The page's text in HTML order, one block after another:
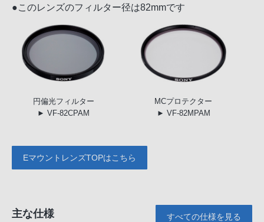
●このレンズのフィルター径は82mmです
円偏光フィルター
► VF-82CPAM
MCプロテクター
► VF-82MPAM
EマウントレンズTOPはこちら
主な仕様 すべての仕様を見る